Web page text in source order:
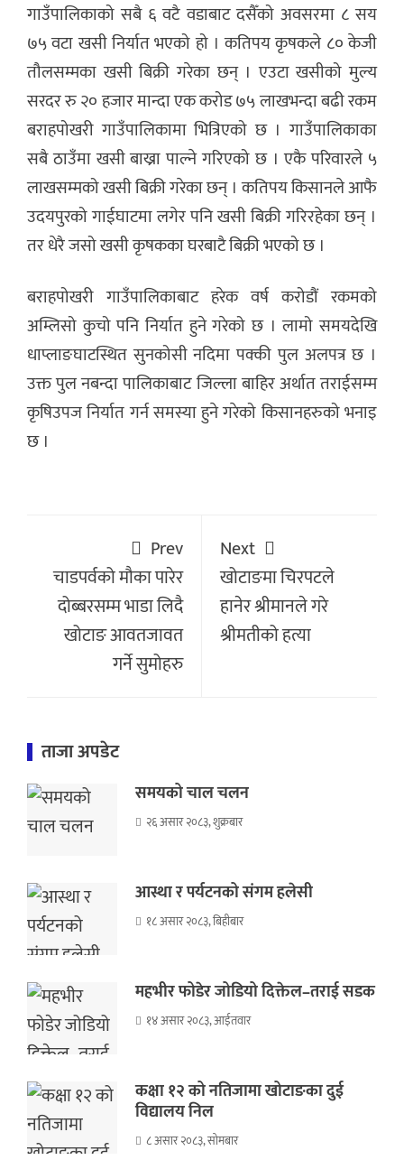
गाउँपालिकाको सबै ६ वटै वडाबाट दसैँको अवसरमा ८ सय
७५ वटा खसी निर्यात भएको हो । कतिपय कृषकले ८० केजी
तौलसम्मका खसी बिक्री गरेका छन् । एउटा खसीको मुल्य
सरदर रु २० हजार मान्दा एक करोड ७५ लाखभन्दा बढी रकम
बराहपोखरी गाउँपालिकामा भित्रिएको छ । गाउँपालिकाका
सबै ठाउँमा खसी बाख्रा पाल्ने गरिएको छ । एकै परिवारले ५
लाखसम्मको खसी बिक्री गरेका छन् । कतिपय किसानले आफै
उदयपुरको गाईघाटमा लगेर पनि खसी बिक्री गरिरहेका छन् ।
तर धेरै जसो खसी कृषकका घरबाटै बिक्री भएको छ ।
बराहपोखरी गाउँपालिकाबाट हरेक वर्ष करोडौं रकमको
अम्लिसो कुचो पनि निर्यात हुने गरेको छ । लामो समयदेखि
धाप्लाङघाटस्थित सुनकोसी नदिमा पक्की पुल अलपत्र छ ।
उक्त पुल नबन्दा पालिकाबाट जिल्ला बाहिर अर्थात तराईसम्म
कृषिउपज निर्यात गर्न समस्या हुने गरेको किसानहरुको भनाइ
छ ।
Prev
चाडपर्वको मौका पारेर
दोब्बरसम्म भाडा लिदै
खोटाङ आवतजावत
गर्ने सुमोहरु
Next
खोटाङमा चिरपटले
हानेर श्रीमानले गरे
श्रीमतीको हत्या
ताजा अपडेट
समयको चाल चलन
२६ असार २०८३, शुक्रबार
आस्था र पर्यटनको संगम हलेसी
१८ असार २०८३, बिहीबार
महभीर फोडेर जोडियो दिक्तेल–तराई सडक
१४ असार २०८३, आईतवार
कक्षा १२ को नतिजामा खोटाङका दुई
विद्यालय निल
८ असार २०८३, सोमबार